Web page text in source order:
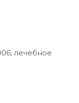
лечебное